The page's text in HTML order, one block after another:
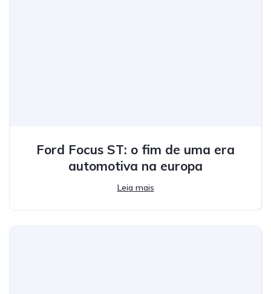
Ford Focus ST: o fim de uma era
automotiva na europa
Leia mais